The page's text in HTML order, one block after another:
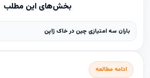
بخش‌های این مطلب
باران سه امتیازی چین در خاک ژاپن
ادامه مطالعه